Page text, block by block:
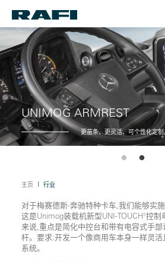
UNIMOG ARMREST
更苗条、更灵活、可个性化定制
主页 Ι 行业
对于梅赛德斯-奔驰特种卡车,我们能够实
这是Unimog装载机新型UNI-TOUCH®控
来说,重点是简化中控台和带有电容式手
杆。要求:开发一个像商用车本身一样灵
系统。